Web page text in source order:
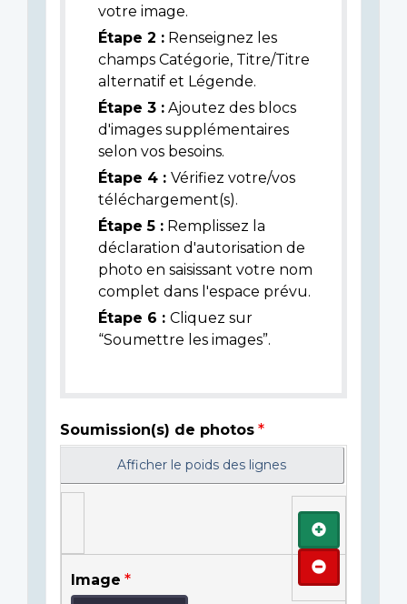
votre image.
Étape 2 : Renseignez les
champs Catégorie, Titre/Titre
alternatif et Légende.
Étape 3 : Ajoutez des blocs
d'images supplémentaires
selon vos besoins.
Étape 4 : Vérifiez votre/vos
téléchargement(s).
Étape 5 : Remplissez la
déclaration d'autorisation de
photo en saisissant votre nom
complet dans l'espace prévu.
Étape 6 : Cliquez sur
“Soumettre les images”.
Soumission(s) de photos
Afficher le poids des lignes
Image
Ajouter
Retirer